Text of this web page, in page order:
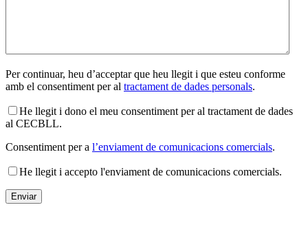
Per continuar, heu d’acceptar que heu llegit i que esteu conforme
amb el consentiment per al tractament de dades personals.
He llegit i dono el meu consentiment per al tractament de dades
al CECBLL.
Consentiment per a l’enviament de comunicacions comercials.
He llegit i accepto l'enviament de comunicacions comercials.